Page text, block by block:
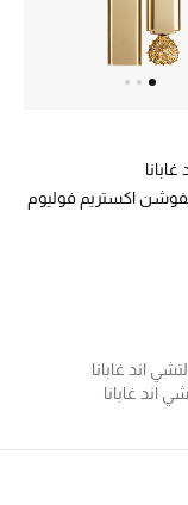
اكستريم فوليوم
اند غابانا
اند غابانا